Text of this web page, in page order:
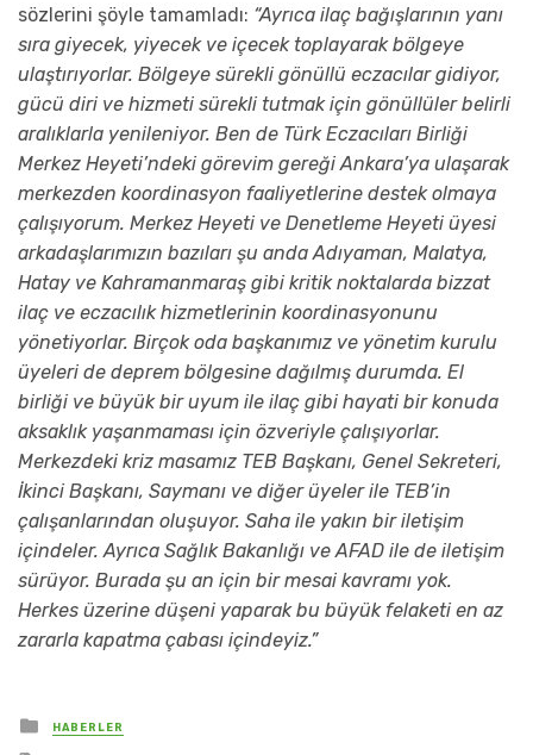
sözlerini şöyle tamamladı: “Ayrıca ilaç bağışlarının yanı
sıra giyecek, yiyecek ve içecek toplayarak bölgeye
ulaştırıyorlar. Bölgeye sürekli gönüllü eczacılar gidiyor,
gücü diri ve hizmeti sürekli tutmak için gönüllüler belirli
aralıklarla yenileniyor. Ben de Türk Eczacıları Birliği
Merkez Heyeti’ndeki görevim gereği Ankara’ya ulaşarak
merkezden koordinasyon faaliyetlerine destek olmaya
çalışıyorum. Merkez Heyeti ve Denetleme Heyeti üyesi
arkadaşlarımızın bazıları şu anda Adıyaman, Malatya,
Hatay ve Kahramanmaraş gibi kritik noktalarda bizzat
ilaç ve eczacılık hizmetlerinin koordinasyonunu
yönetiyorlar. Birçok oda başkanımız ve yönetim kurulu
üyeleri de deprem bölgesine dağılmış durumda. El
birliği ve büyük bir uyum ile ilaç gibi hayati bir konuda
aksaklık yaşanmaması için özveriyle çalışıyorlar.
Merkezdeki kriz masamız TEB Başkanı, Genel Sekreteri,
İkinci Başkanı, Saymanı ve diğer üyeler ile TEB’in
çalışanlarından oluşuyor. Saha ile yakın bir iletişim
içindeler. Ayrıca Sağlık Bakanlığı ve AFAD ile de iletişim
sürüyor. Burada şu an için bir mesai kavramı yok.
Herkes üzerine düşeni yaparak bu büyük felaketi en az
zararla kapatma çabası içindeyiz.”
yayınlanan
HABERLER